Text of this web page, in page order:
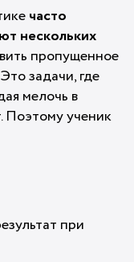
часто
нескольких
пропущенное
задачи, где
мелочь в
Поэтому ученик
при